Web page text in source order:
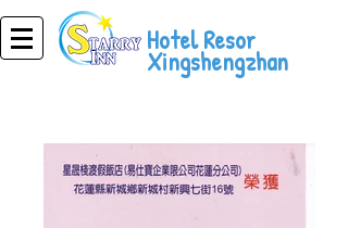
Hotel Resor
Xingshengzhan